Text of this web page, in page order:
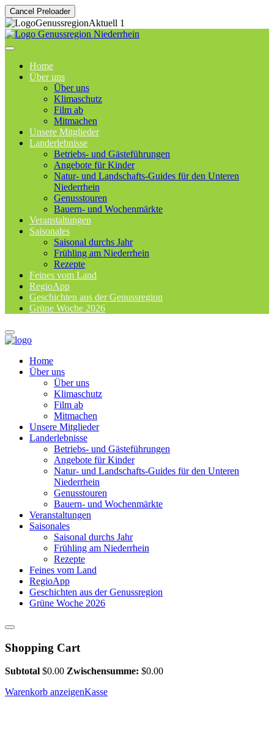
Cancel Preloader
Home
Über uns
Über uns
Klimaschutz
Film ab
Mitmachen
Unsere Mitglieder
Landerlebnisse
Betriebs- und Gästeführungen
Angebote für Kinder
Natur- und Landschafts-Guides für den Unteren
Niederrhein
Genusstouren
Bauern- und Wochenmärkte
Veranstaltungen
Saisonales
Saisonal durchs Jahr
Frühling am Niederrhein
Rezepte
Feines vom Land
RegioApp
Geschichten aus der Genussregion
Grüne Woche 2026
Home
Über uns
Über uns
Klimaschutz
Film ab
Mitmachen
Unsere Mitglieder
Landerlebnisse
Betriebs- und Gästeführungen
Angebote für Kinder
Natur- und Landschafts-Guides für den Unteren
Niederrhein
Genusstouren
Bauern- und Wochenmärkte
Veranstaltungen
Saisonales
Saisonal durchs Jahr
Frühling am Niederrhein
Rezepte
Feines vom Land
RegioApp
Geschichten aus der Genussregion
Grüne Woche 2026
Shopping Cart
Subtotal $0.00 Zwischensumme: $0.00
Warenkorb anzeigenKasse